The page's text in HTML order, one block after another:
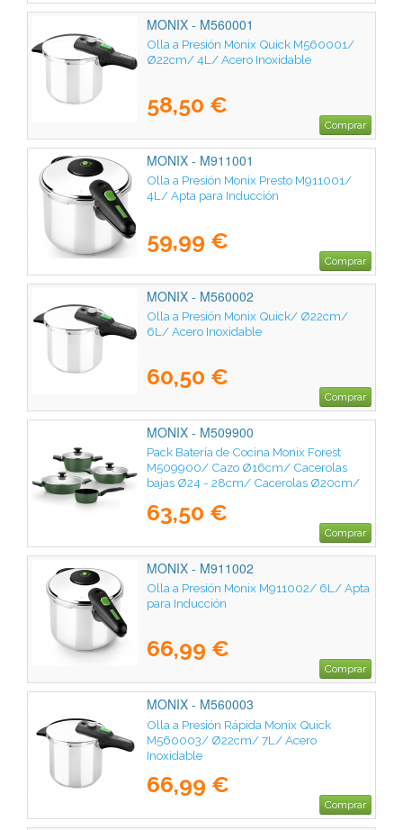
MONIX - M560001
Olla a Presión Monix Quick M560001/
Ø22cm/ 4L/ Acero Inoxidable
58,50 €
Comprar
MONIX - M911001
Olla a Presión Monix Presto M911001/
4L/ Apta para Inducción
59,99 €
Comprar
MONIX - M560002
Olla a Presión Monix Quick/ Ø22cm/
6L/ Acero Inoxidable
60,50 €
Comprar
MONIX - M509900
Pack Batería de Cocina Monix Forest
M509900/ Cazo Ø16cm/ Cacerolas
bajas Ø24 - 28cm/ Cacerolas Ø20cm/
63,50 €
Comprar
MONIX - M911002
Olla a Presión Monix M911002/ 6L/ Apta
para Inducción
66,99 €
Comprar
MONIX - M560003
Olla a Presión Rápida Monix Quick
M560003/ Ø22cm/ 7L/ Acero
Inoxidable
66,99 €
Comprar